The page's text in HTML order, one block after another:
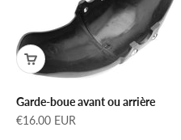
Garde-boue avant ou arrière
Prix de vente
€16.00 EUR